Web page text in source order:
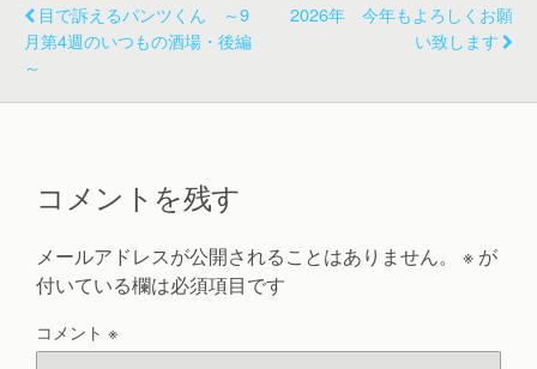
目で訴えるパンツくん ～9
月第4週のいつもの酒場・後編
～
2026年 今年もよろしくお願
い致します
コメントを残す
メールアドレスが公開されることはありません。 ※ が
付いている欄は必須項目です
コメント ※